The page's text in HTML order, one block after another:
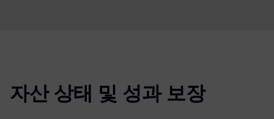
자산 상태 및 성과 보장